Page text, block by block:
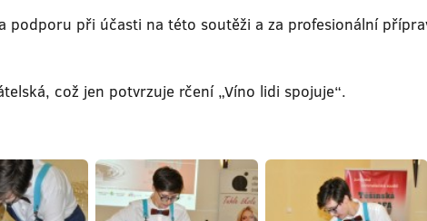
podporu při účasti na této soutěži a za profesionální
což jen potvrzuje rčení „Víno lidi spojuje“.